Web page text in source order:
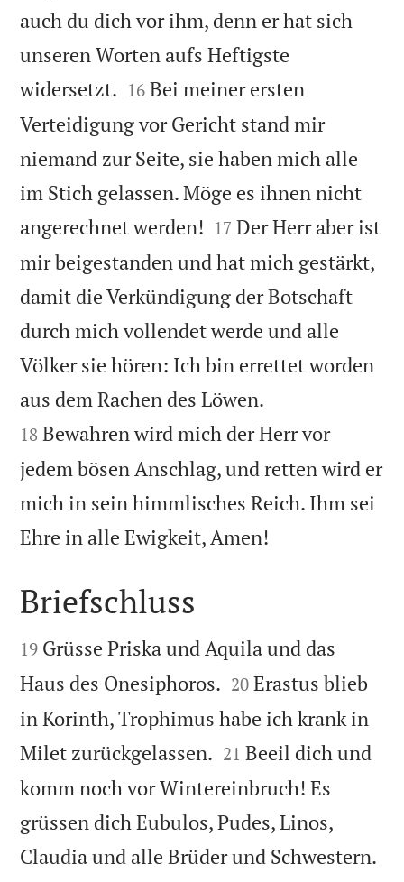
auch du dich vor ihm, denn er hat sich
unseren Worten aufs Heftigste
widersetzt. 

16 Bei meiner ersten
Verteidigung vor Gericht stand mir
niemand zur Seite, sie haben mich alle
im Stich gelassen. Möge es ihnen nicht
angerechnet werden! 

17 Der Herr aber ist
mir beigestanden und hat mich gestärkt,
damit die Verkündigung der Botschaft
durch mich vollendet werde und alle
Völker sie hören: Ich bin errettet worden
aus dem Rachen des Löwen.
18 Bewahren wird mich der Herr vor
jedem bösen Anschlag, und retten wird er
mich in sein himmlisches Reich. Ihm sei
Ehre in alle Ewigkeit, Amen!

Briefschluss

19 Grüsse Priska und Aquila und das
Haus des Onesiphoros. 

20 Erastus blieb
in Korinth, Trophimus habe ich krank in
Milet zurückgelassen. 

21 Beeil dich und
komm noch vor Wintereinbruch! Es
grüssen dich Eubulos, Pudes, Linos,
Claudia und alle Brüder und Schwestern.